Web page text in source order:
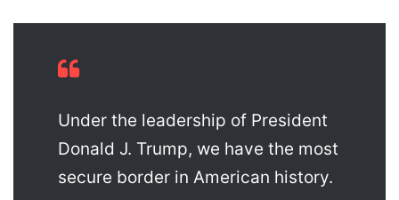
Under the leadership of President
Donald J. Trump, we have the most
secure border in American history.